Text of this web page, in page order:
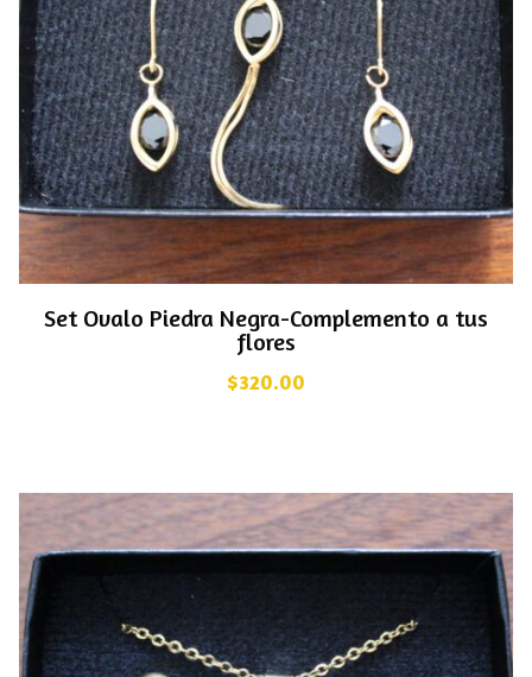
Set Ovalo Piedra Negra-Complemento a tus
flores
$320.00